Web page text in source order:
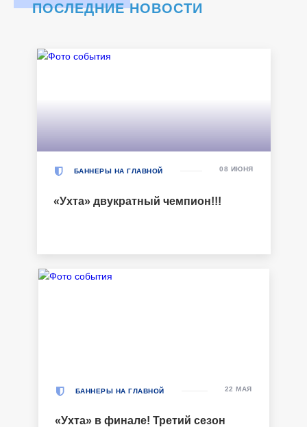
ПОСЛЕДНИЕ НОВОСТИ
БАННЕРЫ НА ГЛАВНОЙ
«Ухта» двукратный чемпион!!!
08 ИЮНЯ
БАННЕРЫ НА ГЛАВНОЙ
«Ухта» в финале! Третий сезон
22 МАЯ